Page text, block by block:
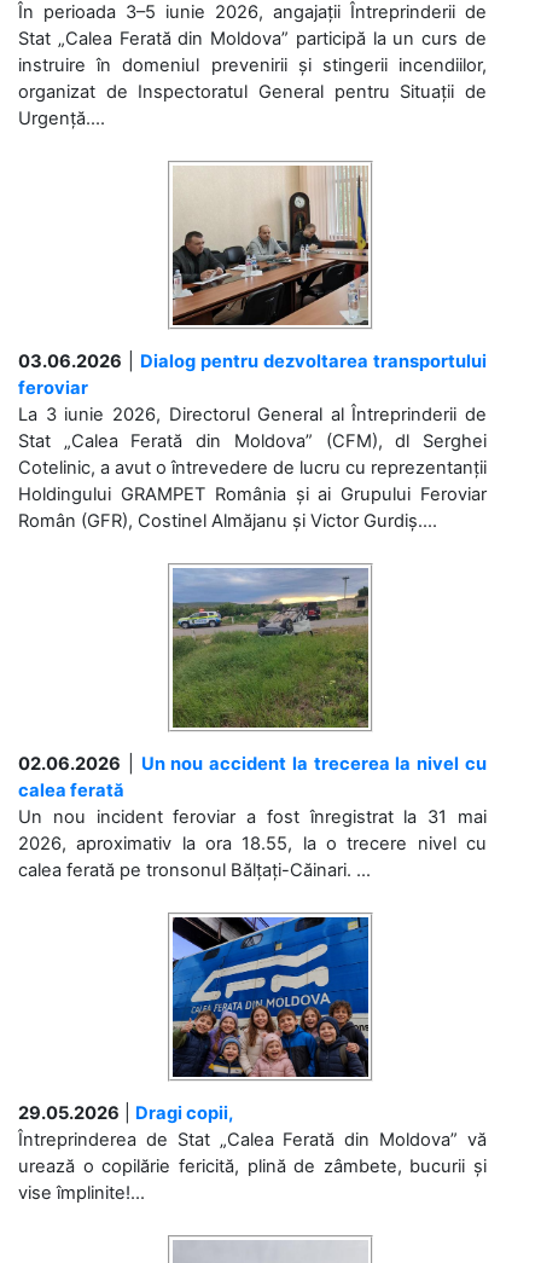
În perioada 3–5 iunie 2026, angajații Întreprinderii de
Stat „Calea Ferată din Moldova” participă la un curs de
instruire în domeniul prevenirii și stingerii incendiilor,
organizat de Inspectoratul General pentru Situații de
Urgență....
03.06.2026
Dialog pentru dezvoltarea transportului
feroviar
La 3 iunie 2026, Directorul General al Întreprinderii de
Stat „Calea Ferată din Moldova” (CFM), dl Serghei
Cotelinic, a avut o întrevedere de lucru cu reprezentanții
Holdingului GRAMPET România și ai Grupului Feroviar
Român (GFR), Costinel Almăjanu și Victor Gurdiș....
02.06.2026
Un nou accident la trecerea la nivel cu
calea ferată
Un nou incident feroviar a fost înregistrat la 31 mai
2026, aproximativ la ora 18.55, la o trecere nivel cu
calea ferată pe tronsonul Bălțați-Căinari. ...
29.05.2026
Dragi copii,
Întreprinderea de Stat „Calea Ferată din Moldova” vă
urează o copilărie fericită, plină de zâmbete, bucurii și
vise împlinite!...